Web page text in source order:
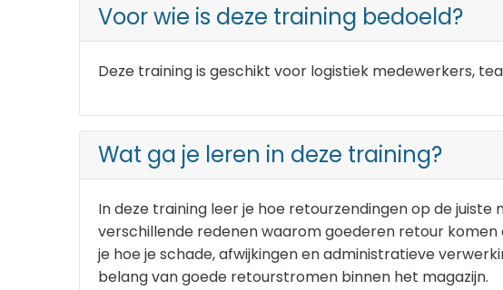
Voor wie is deze training bedoeld?
Deze training is geschikt voor logistiek medewerkers,
Wat ga je leren in deze training?
In deze training leer je hoe retourzendingen op de
verschillende redenen waarom goederen retour
je hoe je schade, afwijkingen en administratieve
belang van goede retourstromen binnen het magazijn.